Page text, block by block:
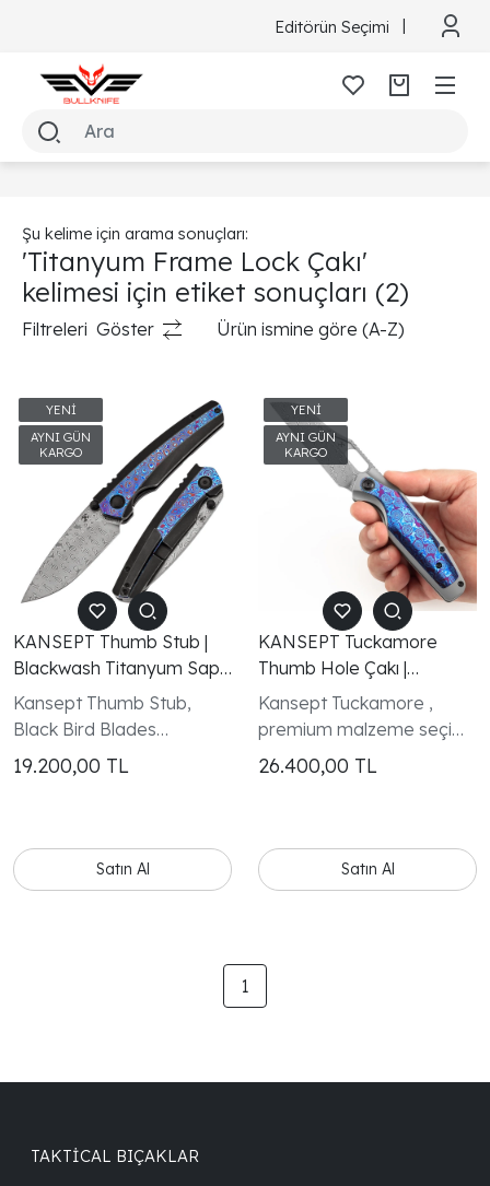
Editörün Seçimi
Şu kelime için arama sonuçları:
'Titanyum Frame Lock Çakı'
kelimesi için etiket sonuçları (2)
Filtreleri Göster Ürün ismine göre (A-Z)
KANSEPT Thumb Stub |
Blackwash Titanyum Sap
& Timascus Detaylar |
3.13" Damascus Çelik
Tasarımı
Kansept Thumb Stub,
Black Bird Blades
tarafından tasarlanan ve
premium malzeme
19.200,00 TL
Satın Al
KANSEPT Tuckamore
Thumb Hole Çakı |
Titanyum ve Timascus
Sap | 3.54" Damascus
Çelik Bıçak | Timascus Cep
Klipsi
Kansept Tuckamore ,
premium malzeme seçimi
ve etkileyici tasarım
detaylarıyla öne çıkan üst
26.400,00 TL
Satın Al
1
TAKTICAL BIÇAKLAR